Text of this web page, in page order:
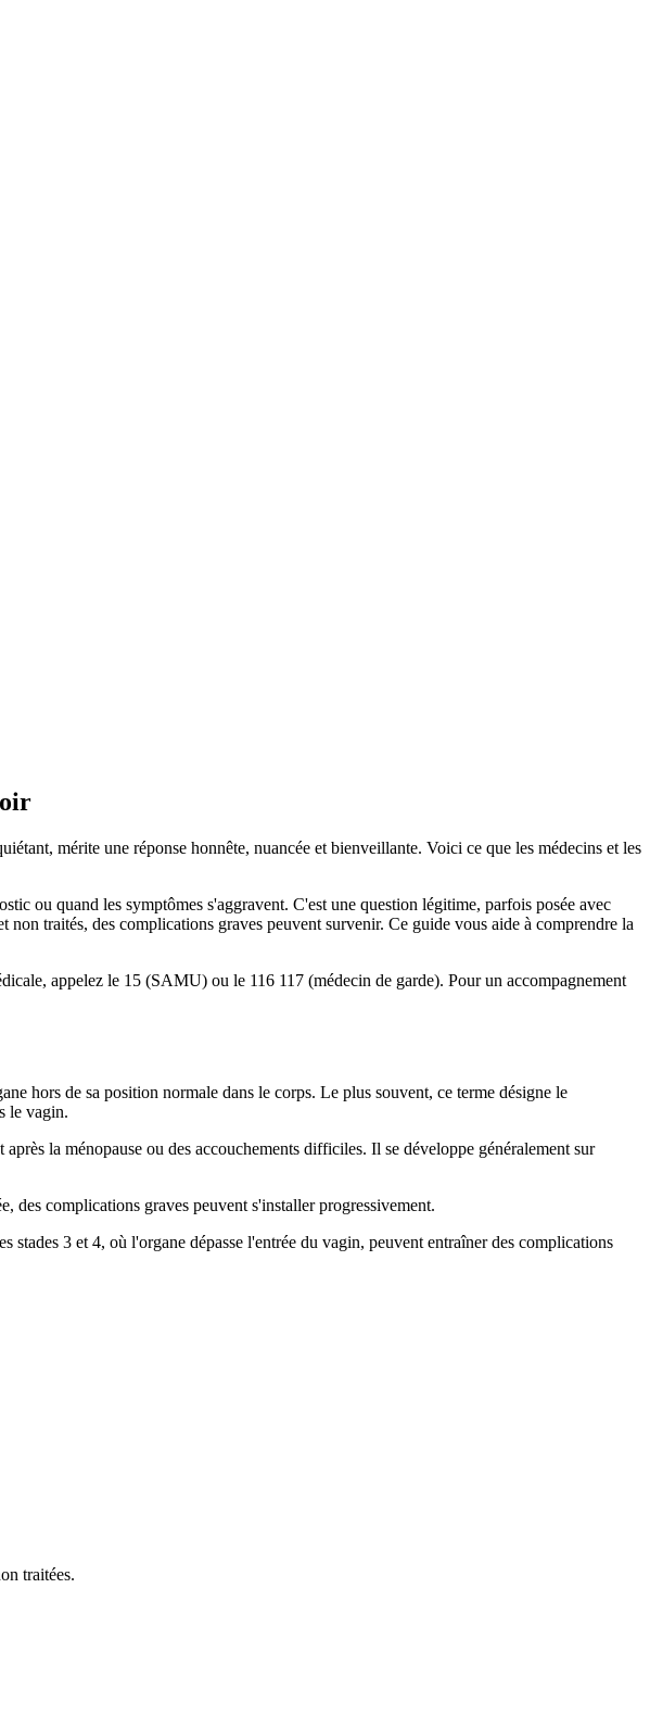
mérite une réponse honnête, nuancée et bienveillante. Voici ce que les médecins et les
ou quand les symptômes s'aggravent. C'est une question légitime, parfois posée avec
traités, des complications graves peuvent survenir. Ce guide vous aide à comprendre la
appelez le 15 (SAMU) ou le 116 117 (médecin de garde). Pour un accompagnement
hors de sa position normale dans le corps. Le plus souvent, ce terme désigne le
le vagin.
la ménopause ou des accouchements difficiles. Il se développe généralement sur
des complications graves peuvent s'installer progressivement.
stades 3 et 4, où l'organe dépasse l'entrée du vagin, peuvent entraîner des complications
traitées.